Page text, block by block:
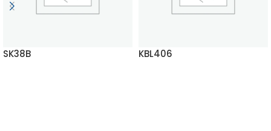
SK38B KBL406